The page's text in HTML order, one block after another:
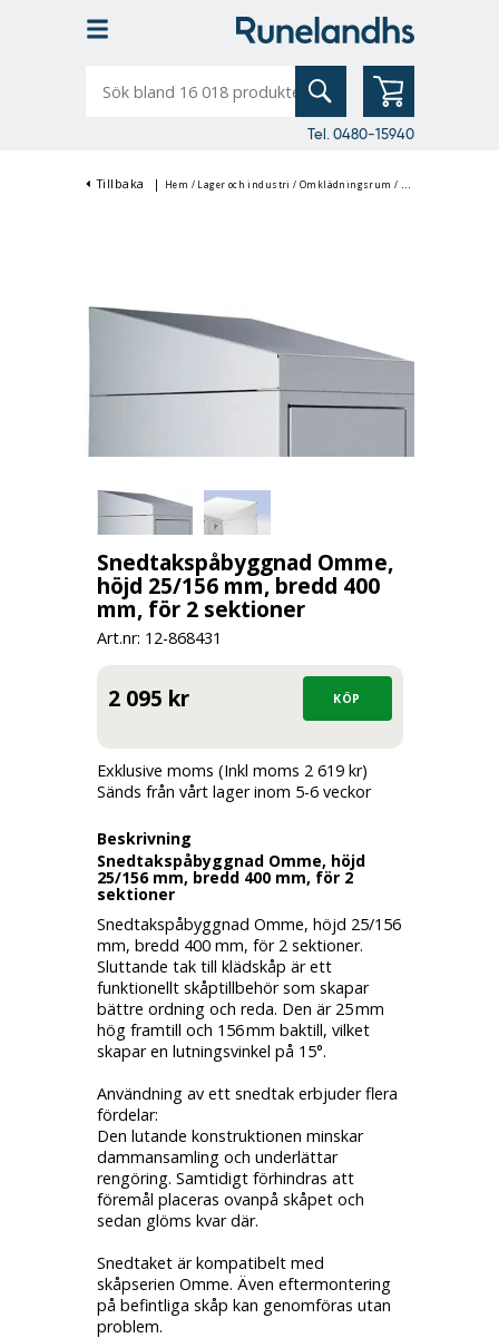
bland
Tel. 0480-15940
Tillbaka | Hem / Lager och industri / Omklädningsrum /
Snedtakspåbyggnad Omme,
höjd 25/156 mm, bredd 400
mm, för 2 sektioner
Art.nr: 12-868431
2 095 kr
Exklusive moms (Inkl moms 2 619 kr)
Sänds från vårt lager inom 5-6 veckor
Beskrivning
Snedtakspåbyggnad Omme, höjd
25/156 mm, bredd 400 mm, för 2
sektioner
Snedtakspåbyggnad Omme, höjd 25/156
mm, bredd 400 mm, för 2 sektioner.
Sluttande tak till klädskåp är ett
funktionellt skåptillbehör som skapar
bättre ordning och reda. Den är 25 mm
hög framtill och 156 mm baktill, vilket
skapar en lutningsvinkel på 15°.
Användning av ett snedtak erbjuder flera
fördelar:
Den lutande konstruktionen minskar
dammansamling och underlättar
rengöring. Samtidigt förhindras att
föremål placeras ovanpå skåpet och
sedan glöms kvar där.
Snedtaket ärkompatibelt med
skåpserien Omme. Även eftermontering
på befintliga skåp kan genomföras utan
problem.